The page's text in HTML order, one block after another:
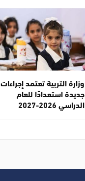
وزارة التربية تعتمد إجراءات
جديدة استعدادًا للعام
الدراسي 2026-2027